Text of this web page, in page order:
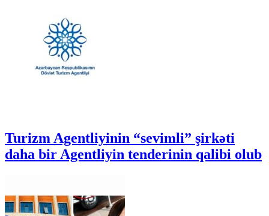
Turizm Agentliyinin “sevimli” şirkəti
daha bir Agentliyin tenderinin qalibi olub